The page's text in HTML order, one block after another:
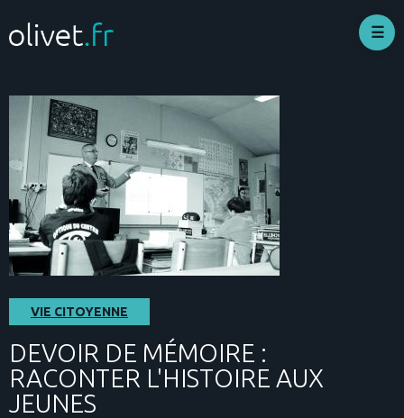
contenu
principal
VIE CITOYENNE
DEVOIR DE MÉMOIRE :
RACONTER L'HISTOIRE AUX
JEUNES